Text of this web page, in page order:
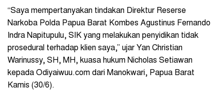
“Saya mempertanyakan tindakan Direktur Reserse
Narkoba Polda Papua Barat Kombes Agustinus Fernando
Indra Napitupulu, SIK yang melakukan penyidikan tidak
prosedural terhadap klien saya,” ujar Yan Christian
Warinussy, SH, MH, kuasa hukum Nicholas Setiawan
kepada Odiyaiwuu.com dari Manokwari, Papua Barat
Kamis (30/6).